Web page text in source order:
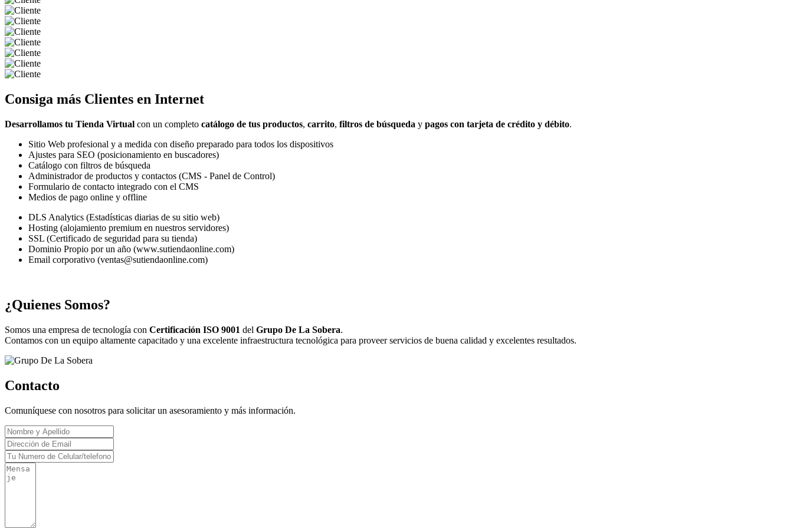
Consiga más Clientes en Internet
Desarrollamos tu Tienda Virtual con un completo catálogo de tus productos, carrito, filtros de búsqueda y pagos con tarjeta de crédito y débito.
Sitio Web profesional y a medida con diseño preparado para todos los dispositivos
Ajustes para SEO (posicionamiento en buscadores)
Catálogo con filtros de búsqueda
Administrador de productos y contactos (CMS - Panel de Control)
Formulario de contacto integrado con el CMS
Medios de pago online y offline
DLS Analytics (Estadísticas diarias de su sitio web)
Hosting (alojamiento premium en nuestros servidores)
SSL (Certificado de seguridad para su tienda)
Dominio Propio por un año (www.sutiendaonline.com)
Email corporativo (ventas@sutiendaonline.com)
¿Quienes Somos?
Somos una empresa de tecnología con Certificación ISO 9001 del Grupo De La Sobera.
Contamos con un equipo altamente capacitado y una excelente infraestructura tecnológica para proveer servicios de buena calidad y excelentes resultados.
Contacto
Comuníquese con nosotros para solicitar un asesoramiento y más información.